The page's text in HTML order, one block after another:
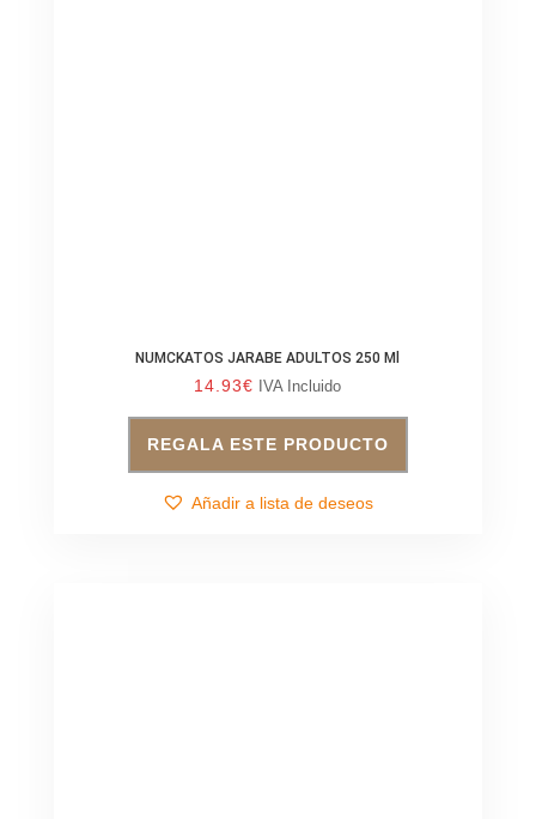
NUMCKATOS JARABE ADULTOS 250 Ml
14.93€ IVA Incluido
REGALA ESTE PRODUCTO
Añadir a lista de deseos